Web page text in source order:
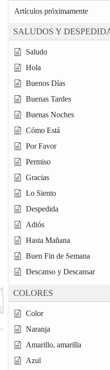
Artículos próximamente
SALUDOS Y
Saludo
Hola
Buenos Días
Buenas Tardes
Buenas Noches
Cómo Está
Por Favor
Permiso
Gracias
Lo Siento
Despedida
Adiós
Hasta Mañana
Buen Fin de Semana
Descanso y Descansar
COLORES
Color
Naranja
Amarillo, amarilla
Azul